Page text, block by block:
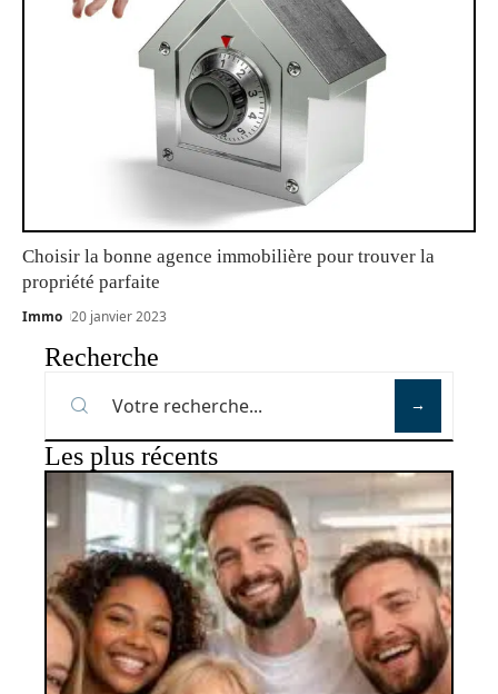
Choisir la bonne agence immobilière pour trouver la
propriété parfaite
Immo 20 janvier 2023
Recherche
Les plus récents